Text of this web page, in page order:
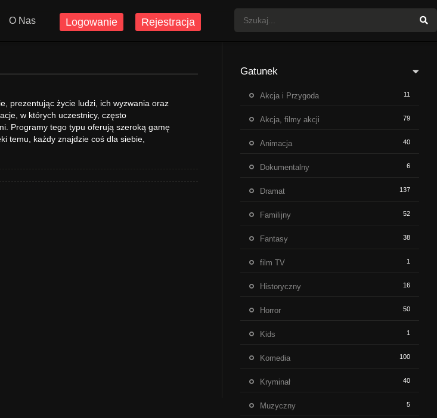
O Nas Logowanie Rejestracja
prezentując życie ludzi, ich wyzwania oraz
w których uczestnicy, często
Programy tego typu oferują szeroką gamę
temu, każdy znajdzie coś dla siebie,
Gatunek
Akcja i Przygoda 11
Akcja, filmy akcji 79
Animacja 40
Dokumentalny 6
Dramat 137
Familijny 52
Fantasy 38
film TV 1
Historyczny 16
Horror 50
Kids 1
Komedia 100
Kryminał 40
Muzyczny 5